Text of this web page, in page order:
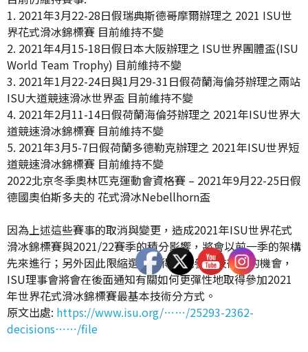
1. 2021年3月22-28日假瑞典斯德哥摩爾辦理之 2021 ISU世
界花式滑冰錦標賽 目前維持不變
2. 2021年4月15-18日假日本大阪辦理之 ISU世界團體盃(ISU
World Team Trophy) 目前維持不變
3. 2021年1月22-24日與1月29-31日假荷蘭海倫芬辦理之兩站
ISU大道競速滑冰世界盃 目前維持不變
4. 2021年2月11-14日假荷蘭海倫芬辦理之 2021年ISU世界大
道競速滑冰錦標賽 目前維持不變
5. 2021年3月5-7日假荷蘭多德勒克辦理之 2021年ISU世界短
道競速滑冰錦標賽 目前維持不變
2022北京冬季奧林匹克運動會資格賽 – 2021年9月22-25日假
德國奧伯斯多夫的 花式滑冰Nebellhorn盃
因為上述這些賽事的取消與變更，造成2021年ISU世界花式
滑冰錦標賽與2021/22賽季的積分影響，將會以前一季的架構
先來進行；另外因此限縮選手取得最低參賽技術分的機會，
ISU理事會將會在後面通知有關如何更彈性地取得參加2021
年世界花式滑冰錦標賽最基本技術分方式。
原文出處: https://www.isu.org/……/25293-2362-
decisions……/file